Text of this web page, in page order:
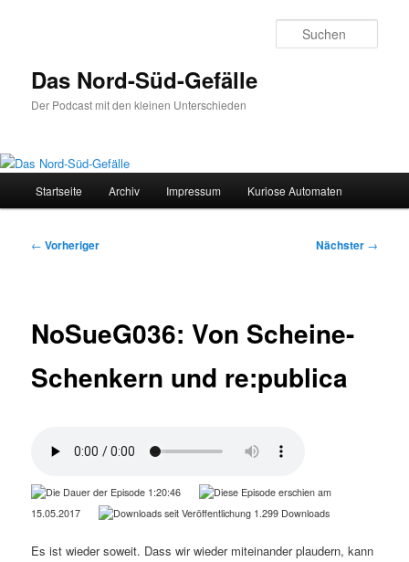
Das Nord-Süd-Gefälle
Der Podcast mit den kleinen Unterschieden
Startseite Archiv Impressum Kuriose Automaten
Beitragsnavigation
← Vorheriger Nächster →
NoSueG036: Von Scheine-
Schenkern und re:publica
1:20:46
15.05.2017
1.299 Downloads
Es ist wieder soweit. Dass wir wieder miteinander plaudern, kann